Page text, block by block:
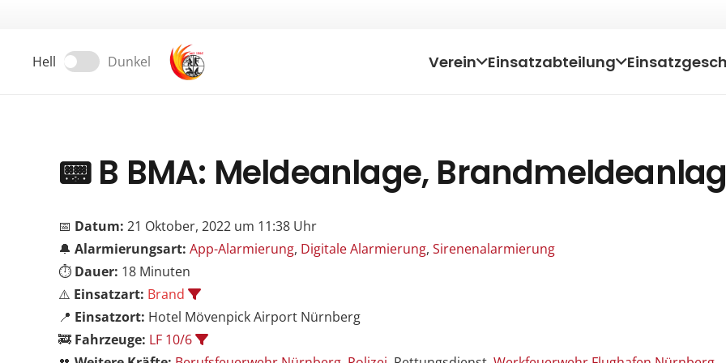
Hell Dunkel Verein Einsatzabteilung
📟B BMA: Meldeanlage,
📅 Datum: 21 Oktober, 2022 um 11:38 Uhr
🔔 Alarmierungsart: App-Alarmierung, Digitale Alarmierung, Sirenenalarmierung
⏱️ Dauer: 18 Minuten
⚠️ Einsatzart: Brand
📍 Einsatzort: Hotel Mövenpick Airport Nürnberg
🚒 Fahrzeuge: LF 10/6